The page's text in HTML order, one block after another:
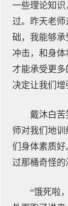
一些理论知
过。昨天老
础，我能够
冲击，和身体
才能承受更
决定让我们
戴沐白苦
师对我们地
们身体素质
过那桶奇怪
“饿死啦